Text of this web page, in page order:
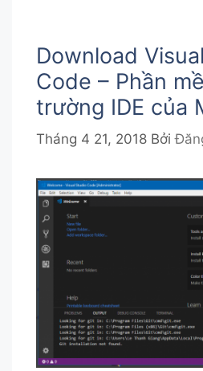
Download
Code – Phần
trường IDE của
Tháng 4 21, 2018 Bởi